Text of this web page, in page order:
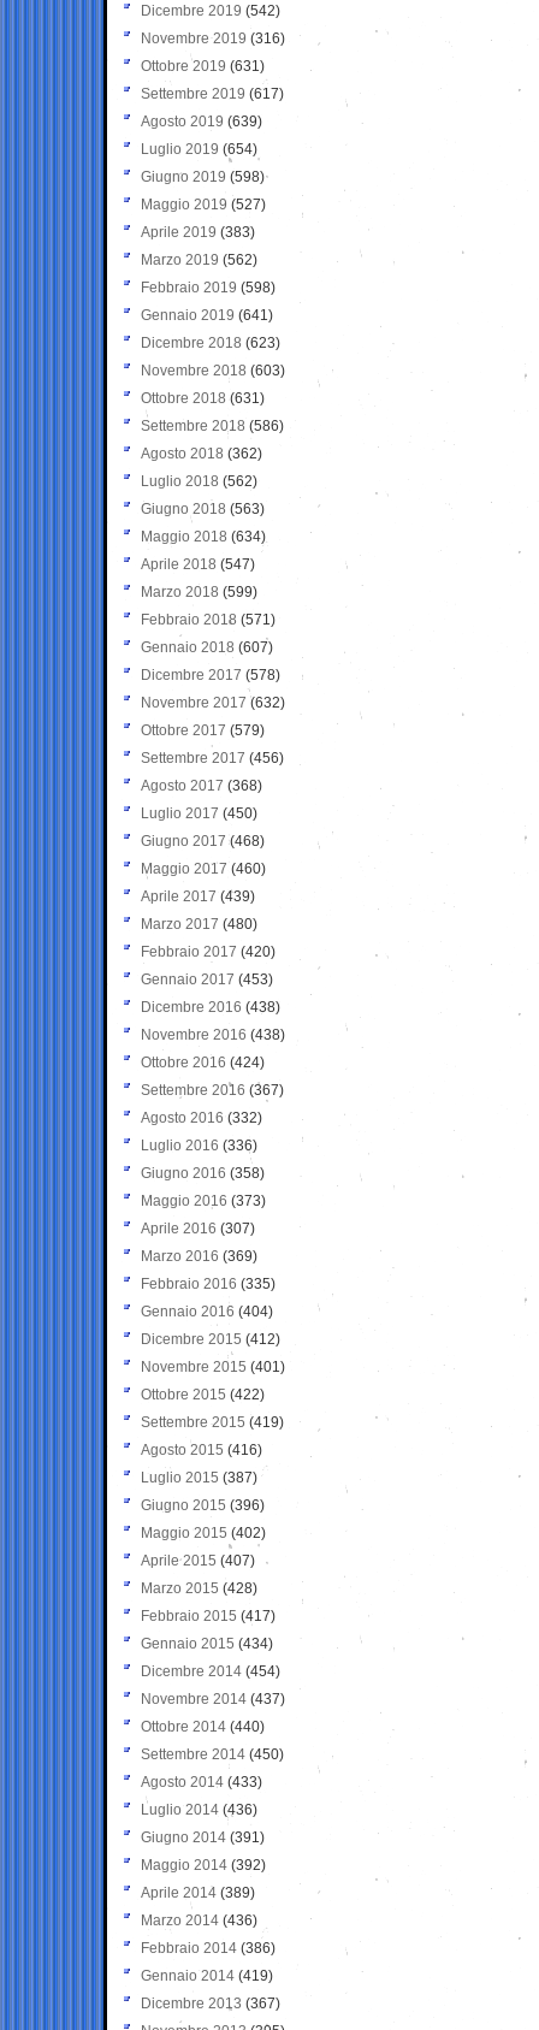
Dicembre 2019 (542)
Novembre 2019 (316)
Ottobre 2019 (631)
Settembre 2019 (617)
Agosto 2019 (639)
Luglio 2019 (654)
Giugno 2019 (598)
Maggio 2019 (527)
Aprile 2019 (383)
Marzo 2019 (562)
Febbraio 2019 (598)
Gennaio 2019 (641)
Dicembre 2018 (623)
Novembre 2018 (603)
Ottobre 2018 (631)
Settembre 2018 (586)
Agosto 2018 (362)
Luglio 2018 (562)
Giugno 2018 (563)
Maggio 2018 (634)
Aprile 2018 (547)
Marzo 2018 (599)
Febbraio 2018 (571)
Gennaio 2018 (607)
Dicembre 2017 (578)
Novembre 2017 (632)
Ottobre 2017 (579)
Settembre 2017 (456)
Agosto 2017 (368)
Luglio 2017 (450)
Giugno 2017 (468)
Maggio 2017 (460)
Aprile 2017 (439)
Marzo 2017 (480)
Febbraio 2017 (420)
Gennaio 2017 (453)
Dicembre 2016 (438)
Novembre 2016 (438)
Ottobre 2016 (424)
Settembre 2016 (367)
Agosto 2016 (332)
Luglio 2016 (336)
Giugno 2016 (358)
Maggio 2016 (373)
Aprile 2016 (307)
Marzo 2016 (369)
Febbraio 2016 (335)
Gennaio 2016 (404)
Dicembre 2015 (412)
Novembre 2015 (401)
Ottobre 2015 (422)
Settembre 2015 (419)
Agosto 2015 (416)
Luglio 2015 (387)
Giugno 2015 (396)
Maggio 2015 (402)
Aprile 2015 (407)
Marzo 2015 (428)
Febbraio 2015 (417)
Gennaio 2015 (434)
Dicembre 2014 (454)
Novembre 2014 (437)
Ottobre 2014 (440)
Settembre 2014 (450)
Agosto 2014 (433)
Luglio 2014 (436)
Giugno 2014 (391)
Maggio 2014 (392)
Aprile 2014 (389)
Marzo 2014 (436)
Febbraio 2014 (386)
Gennaio 2014 (419)
Dicembre 2013 (367)